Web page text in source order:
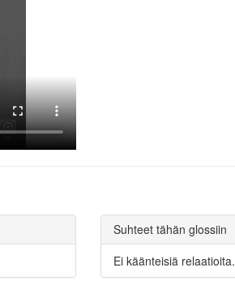
Suhteet tähän glossiin
Ei käänteisiä relaatioita.